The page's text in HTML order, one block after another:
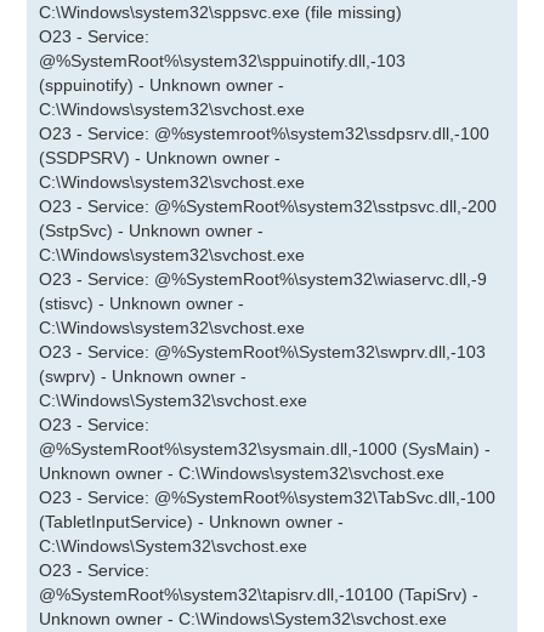
C:\Windows\system32\sppsvc.exe (file missing)
O23 - Service:
@%SystemRoot%\system32\sppuinotify.dll,-103
(sppuinotify) - Unknown owner -
C:\Windows\system32\svchost.exe
O23 - Service: @%systemroot%\system32\ssdpsrv.dll,-100
(SSDPSRV) - Unknown owner -
C:\Windows\system32\svchost.exe
O23 - Service: @%SystemRoot%\system32\sstpsvc.dll,-200
(SstpSvc) - Unknown owner -
C:\Windows\system32\svchost.exe
O23 - Service: @%SystemRoot%\system32\wiaservc.dll,-9
(stisvc) - Unknown owner -
C:\Windows\system32\svchost.exe
O23 - Service: @%SystemRoot%\System32\swprv.dll,-103
(swprv) - Unknown owner -
C:\Windows\System32\svchost.exe
O23 - Service:
@%SystemRoot%\system32\sysmain.dll,-1000 (SysMain) -
Unknown owner - C:\Windows\system32\svchost.exe
O23 - Service: @%SystemRoot%\system32\TabSvc.dll,-100
(TabletInputService) - Unknown owner -
C:\Windows\System32\svchost.exe
O23 - Service:
@%SystemRoot%\system32\tapisrv.dll,-10100 (TapiSrv) -
Unknown owner - C:\Windows\System32\svchost.exe